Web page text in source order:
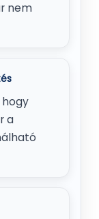
nem
a